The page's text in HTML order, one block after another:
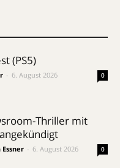
(PS5)
6. August 2026 0
Thriller mit
6. August 2026 0